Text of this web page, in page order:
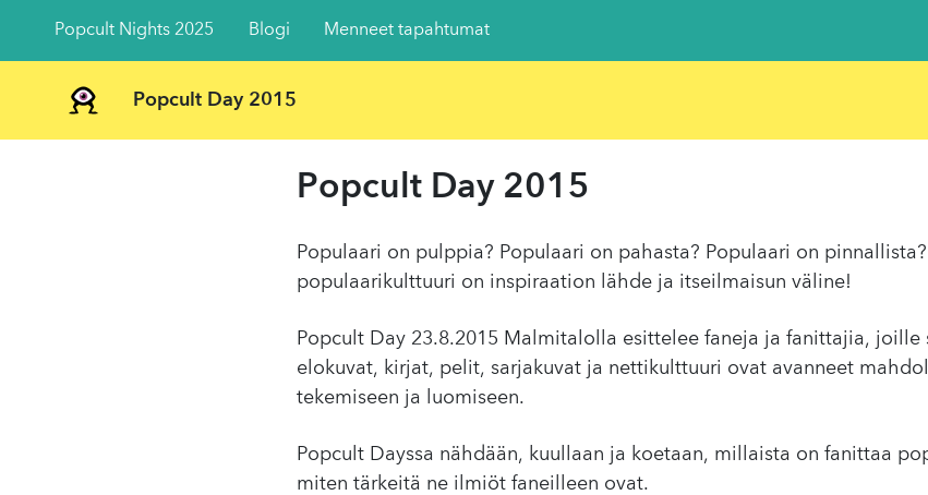
Popcult Nights 2025 Blogi Menneet tapahtumat
Popcult Day 2015
Popcult Day 2015
Populaari on pulppia? Populaari on pahasta? Populaari on pinnallista?
populaarikulttuuri on inspiraation lähde ja itseilmaisun väline!
Popcult Day 23.8.2015 Malmitalolla esittelee faneja ja fanittajia, joille
elokuvat, kirjat, pelit, sarjakuvat ja nettikulttuuri ovat avanneet
tekemiseen ja luomiseen.
Popcult Dayssa nähdään, kuullaan ja koetaan, millaista on fanittaa
miten tärkeitä ne ilmiöt faneilleen ovat.